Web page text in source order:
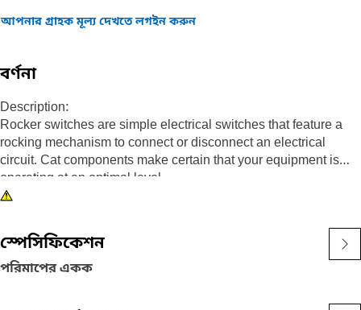
আপনার গ্রাহক মূল্য দেখতে লগইন করুন
বর্ণনা
Description:
Rocker switches are simple electrical switches that feature a
rocking mechanism to connect or disconnect an electrical
circuit. Cat components make certain that your equipment is
operating at an optimal level.
• Sealed three position rocker switch
• LED illumination
• Symbol: Heater/Interior heating (ISO 0637); Air
স্পেসিফিকেশন
পরিমাপের একক